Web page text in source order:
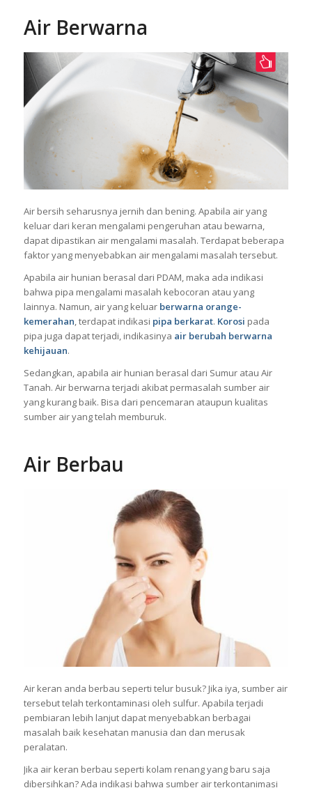
Air Berwarna
Air bersih seharusnya jernih dan bening. Apabila air yang
keluar dari keran mengalami pengeruhan atau bewarna,
dapat dipastikan air mengalami masalah. Terdapat beberapa
faktor yang menyebabkan air mengalami masalah tersebut.
Apabila air hunian berasal dari PDAM, maka ada indikasi
bahwa pipa mengalami masalah kebocoran atau yang
lainnya. Namun, air yang keluar berwarna orange-
kemerahan, terdapat indikasi pipa berkarat. Korosi pada
pipa juga dapat terjadi, indikasinya air berubah berwarna
kehijauan.
Sedangkan, apabila air hunian berasal dari Sumur atau Air
Tanah. Air berwarna terjadi akibat permasalah sumber air
yang kurang baik. Bisa dari pencemaran ataupun kualitas
sumber air yang telah memburuk.
Air Berbau
Air keran anda berbau seperti telur busuk? Jika iya, sumber air
tersebut telah terkontaminasi oleh sulfur. Apabila terjadi
pembiaran lebih lanjut dapat menyebabkan berbagai
masalah baik kesehatan manusia dan dan merusak
peralatan.
Jika air keran berbau seperti kolam renang yang baru saja
dibersihkan? Ada indikasi bahwa sumber air terkontanimasi